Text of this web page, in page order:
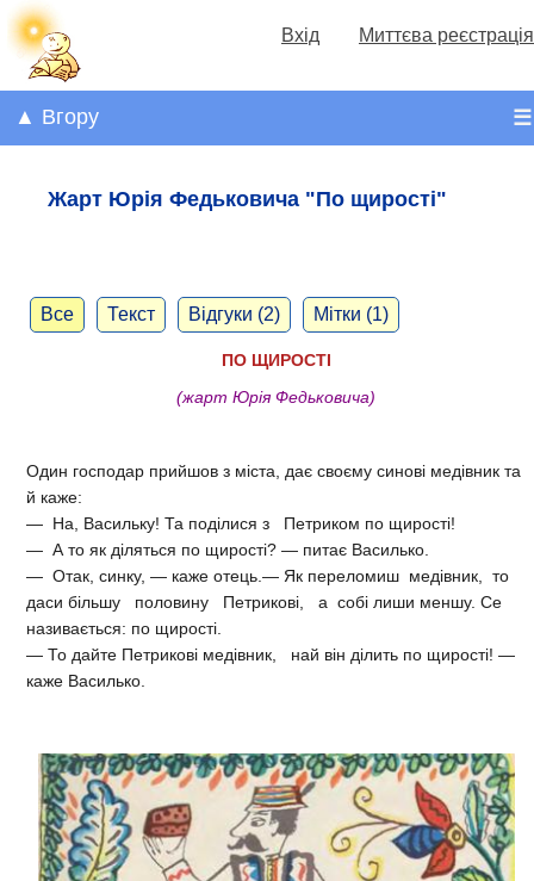
Вхід Миттєва реєстрація
☰
▲ Вгору
Жарт Юрія Федьковича "По щирості"
Все Текст Відгуки (2) Мітки (1)
ПО ЩИРОСТІ
(жарт Юрія Федьковича)
Один господар прийшов з міста, дає своєму синові медівник та
й каже:
— На, Васильку! Та поділися з Петриком по щирості!
— А то як діляться по щирості? — питає Василько.
— Отак, синку, — каже отець.— Як переломиш медівник, то
даси більшу половину Петрикові, а собі лиши меншу. Се
називається: по щирості.
— То дайте Петрикові медівник, най він ділить по щирості! —
каже Василько.